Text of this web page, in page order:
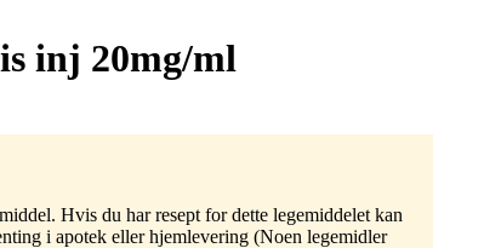
inj 20mg/ml
Hvis du har resept for dette legemiddelet kan
i apotek eller hjemlevering (Noen legemidler